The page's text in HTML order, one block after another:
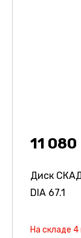
11 080
Диск
DIA 67.1
На складе